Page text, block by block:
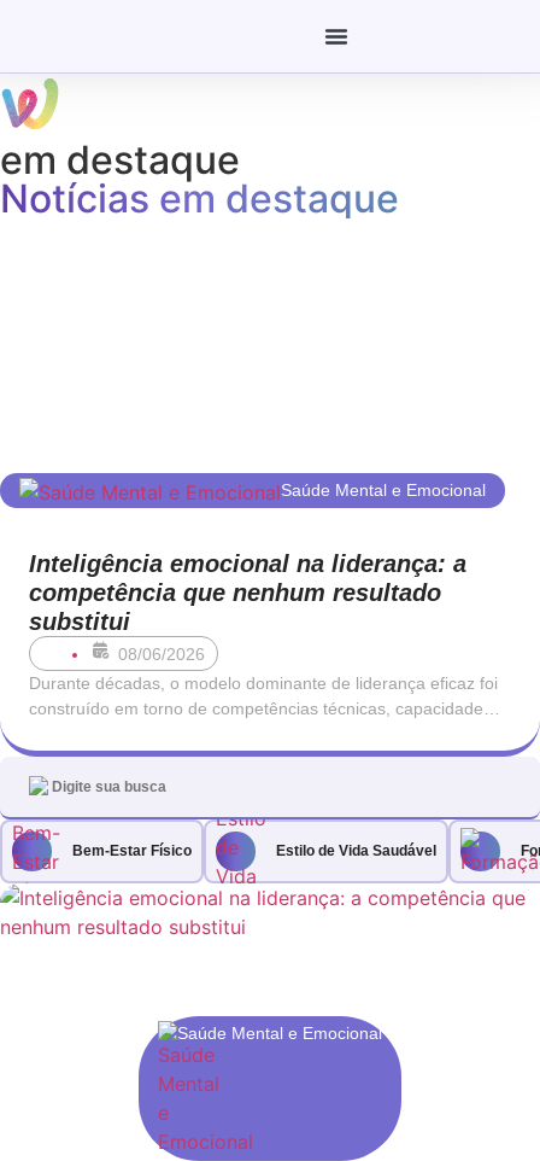
em destaque
Notícias em destaque
Saúde Mental e Emocional
Inteligência emocional na liderança: a
competência que nenhum resultado
substitui
08/06/2026
Durante décadas, o modelo dominante de liderança eficaz foi
construído em torno de competências técnicas, capacidade
antes de mais, alguém que sabia o que estava a fazer: que
conhecia o negócio, que entendia os números e que tomava
Bem-Estar Físico Estilo de Vida Saudável
Saúde Mental e Emocional